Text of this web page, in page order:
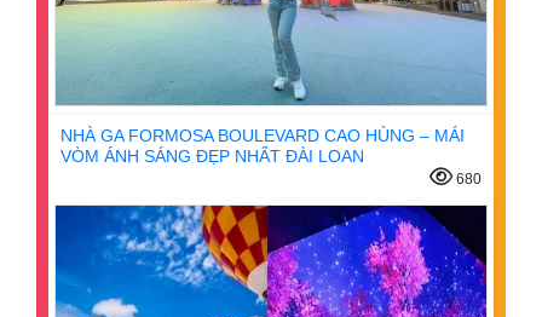
NHÀ GA FORMOSA BOULEVARD CAO HÙNG – MÁI
VÒM ÁNH SÁNG ĐẸP NHẤT ĐÀI LOAN
680